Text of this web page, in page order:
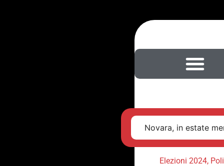
Novara, in estate
Elezioni 2024,